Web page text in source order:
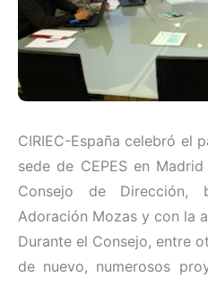
CIRIEC-España celebró el
sede de CEPES en
Consejo de Dirección,
Adoración Mozas y con la
Durante el Consejo, entre
de nuevo, numerosos